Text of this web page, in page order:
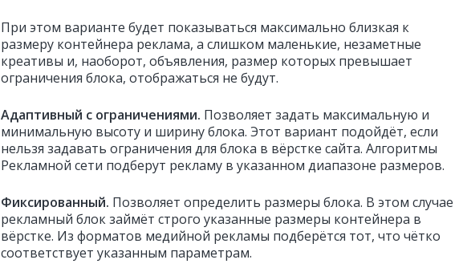
При этом варианте будет показываться максимально близкая к
размеру контейнера реклама, а слишком маленькие, незаметные
креативы и, наоборот, объявления, размер которых превышает
ограничения блока, отображаться не будут.
Адаптивный с ограничениями. Позволяет задать максимальную и
минимальную высоту и ширину блока. Этот вариант подойдёт, если
нельзя задавать ограничения для блока в вёрстке сайта. Алгоритмы
Рекламной сети подберут рекламу в указанном диапазоне размеров.
Фиксированный. Позволяет определить размеры блока. В этом случае
рекламный блок займёт строго указанные размеры контейнера в
вёрстке. Из форматов медийной рекламы подберётся тот, что чётко
соответствует указанным параметрам.